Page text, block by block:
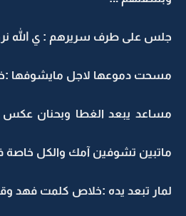
جلس على طرف سريرهم : ي الله
مسحت دموعها لاجل مايشوفها
مساعد يبعد الغطا وبحنان عكس
ماتبين تشوفين آمك والكل خاصة
لمار تبعد يده :خلاص كلمت فهد